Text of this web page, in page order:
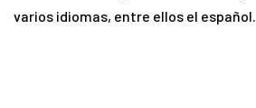
varios idiomas, entre ellos el español.